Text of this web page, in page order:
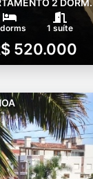
2 DORM.
1 suíte
520.000